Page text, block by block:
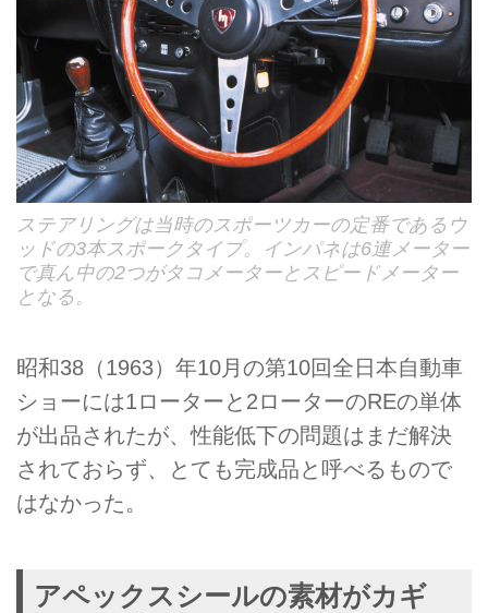
ステアリングは当時のスポーツカーの定番であるウ
ッドの3本スポークタイプ。インパネは6連メーター
で真ん中の2つがタコメーターとスピードメーター
となる。
昭和38（1963）年10月の第10回全日本自動車
ショーには1ローターと2ローターのREの単体
が出品されたが、性能低下の問題はまだ解決
されておらず、とても完成品と呼べるもので
はなかった。
アペックスシールの素材がカギ